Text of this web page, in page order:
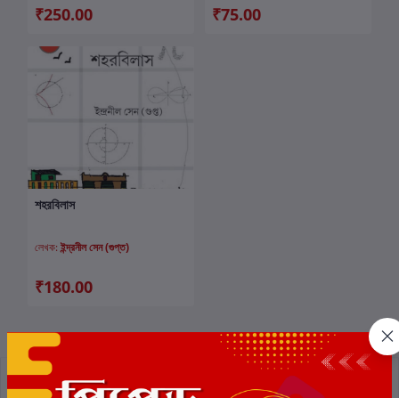
₹250.00 ₹75.00
শহরবিলাস
লেখক: ইন্দ্রনীল সেন (গুপ্ত)
₹180.00